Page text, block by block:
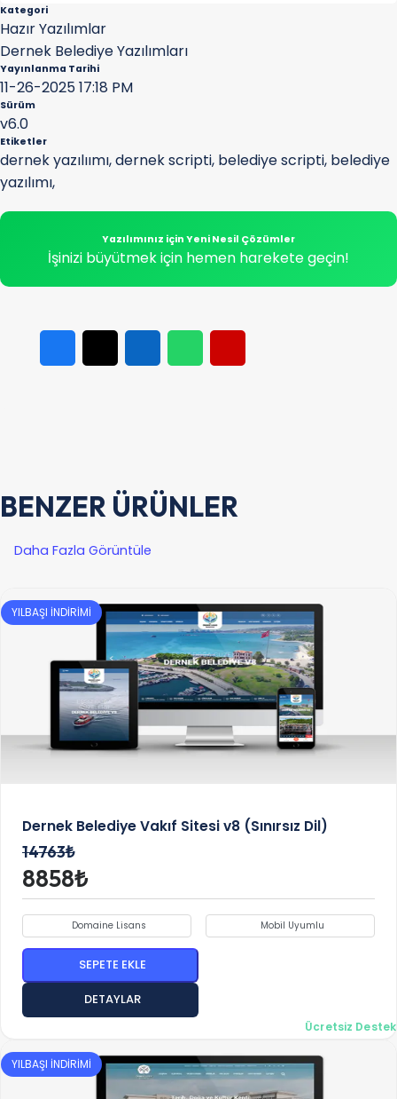
Kategori
Hazır Yazılımlar
Dernek Belediye Yazılımları
Yayınlanma Tarihi
11-26-2025 17:18 PM
Sürüm
v6.0
Etiketler
dernek yazılıımı,dernek scripti, belediye scripti, belediye
yazılımı,
Yazılımınız için Yeni Nesil Çözümler
İşinizi büyütmek için hemen harekete geçin!
BENZER ÜRÜNLER
Daha Fazla Görüntüle
YILBAŞI İNDİRİMİ
Dernek Belediye Vakıf Sitesi v8 (Sınırsız Dil)
14763₺
8858₺
Ücretsiz Destek
Domaine Lisans Mobil Uyumlu
SEPETE EKLE
DETAYLAR
YILBAŞI İNDİRİMİ